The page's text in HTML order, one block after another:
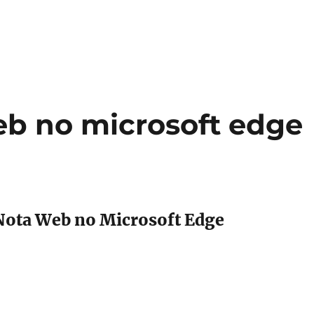
no microsoft edge
Web no Microsoft Edge